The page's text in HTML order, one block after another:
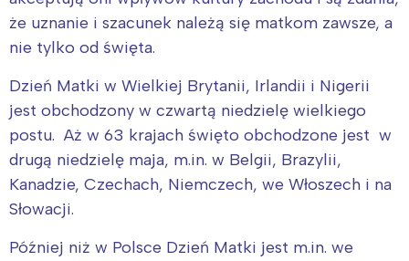
że uznanie i szacunek należą się matkom zawsze, a
nie tylko od święta.
Dzień Matki w Wielkiej Brytanii, Irlandii i Nigerii
jest obchodzony w czwartą niedzielę wielkiego
postu. Aż w 63 krajach święto obchodzone jest w
drugą niedzielę maja, m.in. w Belgii, Brazylii,
Kanadzie, Czechach, Niemczech, we Włoszech i na
Słowacji.
Później niż w Polsce Dzień Matki jest m.in. we